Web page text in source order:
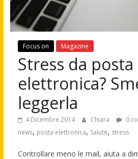
Focus on Magazine
Stress da posta
elettronica?
leggerla
4 Dicembre 2014 Chiara 0
news, posta elettronica, Salute, stress
Controllare meno le mail, aiuta a